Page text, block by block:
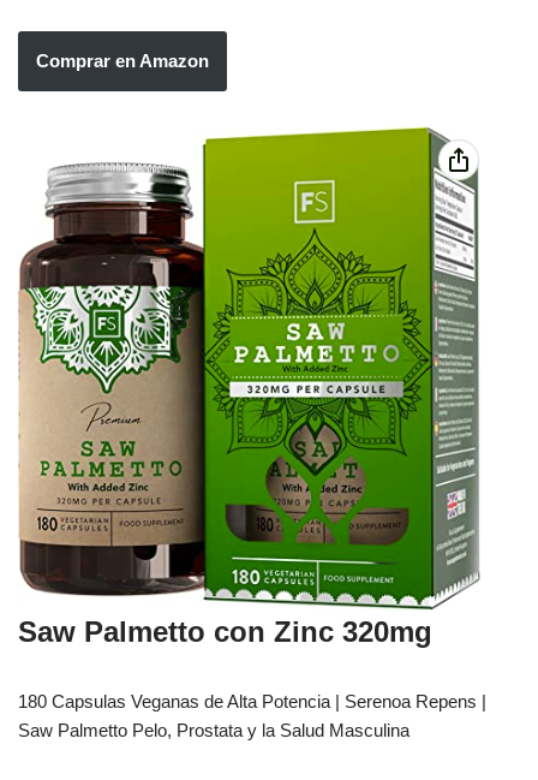
Comprar en Amazon
Saw Palmetto con Zinc 320mg
180 Capsulas Veganas de Alta Potencia | Serenoa Repens |
Saw Palmetto Pelo, Prostata y la Salud Masculina